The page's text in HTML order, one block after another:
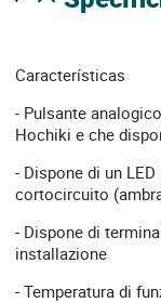
Características
- Pulsante
Hochiki e che
- Dispone di un
cortocircuito
- Dispone di
installazione
- Temperatura di